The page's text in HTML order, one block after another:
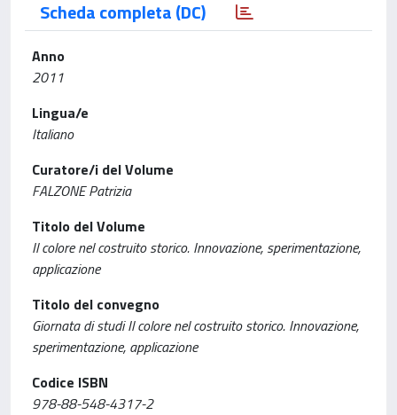
Scheda completa (DC)
Anno
2011
Lingua/e
Italiano
Curatore/i del Volume
FALZONE Patrizia
Titolo del Volume
Il colore nel costruito storico. Innovazione, sperimentazione,
applicazione
Titolo del convegno
Giornata di studi Il colore nel costruito storico. Innovazione,
sperimentazione, applicazione
Codice ISBN
978-88-548-4317-2